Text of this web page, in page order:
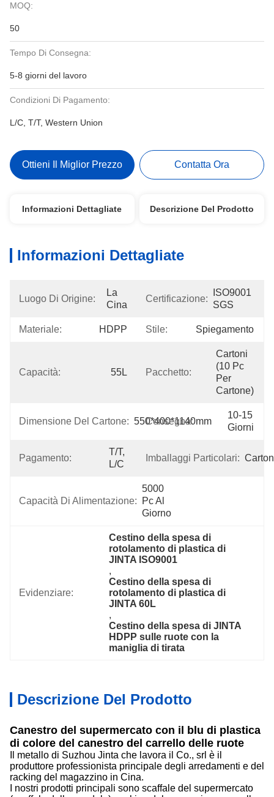
MOQ:
50
Tempo Di Consegna:
5-8 giorni del lavoro
Condizioni Di Pagamento:
L/C, T/T, Western Union
Ottieni Il Miglior Prezzo Contatta Ora
Informazioni Dettagliate Descrizione Del Prodotto
Informazioni Dettagliate
Luogo Di Origine:
La
Cina
Certificazione:
ISO9001
SGS
Materiale: HDPP Stile: Spiegamento
Capacità: 55L Pacchetto:
Cartoni
(10 Pc
Per
Cartone)
Dimensione Del Cartone: 550*400*1140mm
Consegna:
10-15
Giorni
Pagamento:
T/T,
L/C
Imballaggi Particolari:
Capacità Di Alimentazione:
5000
Pc Al
Giorno
Evidenziare:
Cestino della spesa di
rotolamento di plastica di
JINTA ISO9001
,
Cestino della spesa di
rotolamento di plastica di
JINTA 60L
,
Cestino della spesa di JINTA
HDPP sulle ruote con la
maniglia di tirata
Descrizione Del Prodotto
Canestro del supermercato con il blu di plastica
di colore del canestro del carrello delle ruote
Il metallo di Suzhou Jinta che lavora il Co., srl è il
produttore professionista principale degli arredamenti e del
racking del magazzino in Cina.
I nostri prodotti principali sono scaffale del supermercato